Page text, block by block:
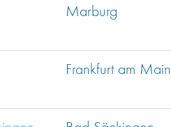
Marburg
Frankfurt am Main